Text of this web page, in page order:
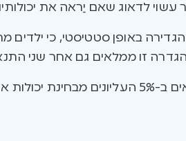
עשוי לדאוג שאם יַראה את
באופן סטטיסטי, כי ילדים
זו ממלאים גם אחר שני
והיצירתיות.